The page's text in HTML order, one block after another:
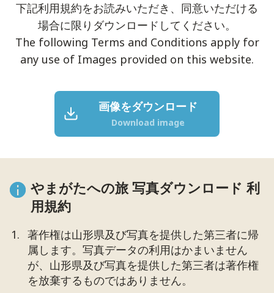
下記利用規約をお読みいただき、同意いただける
場合に限りダウンロードしてください。
The following Terms and Conditions apply for
any use of Images provided on this website.
画像をダウンロード
Download image
やまがたへの旅 写真ダウンロード 利
用規約
著作権は山形県及び写真を提供した第三者に帰
属します。写真データの利用はかまいません
が、山形県及び写真を提供した第三者は著作権
を放棄するものではありません。